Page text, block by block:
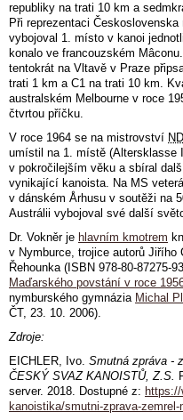
republiky na trati 10 km a
Při reprezentaci
vybojoval 1. místo v kanoi
konalo ve francouzském
tentokrát na Vltavě v Praze
trati 1 km a C1 na trati 10 km.
australském Melbourne v roce
čtvrtou příčku.
V roce 1964 se na mistrovství
umístil na 1. místě (Altersklasse
v pokročilejším věku a sbíral
vynikající kanoista. Na MS
v dánském Århusu v soutěži na
Austrálii vybojoval své další
Dr. Vokněr je hlavním kmotrem
v Nymburce, trojice autorů Jiřího
Řehounka ( ISBN 978-80-87275-
Maďarského povstání v roce
nymburského gymnázia Michal
ČT, 23. 10. 2006).
Zdroje:
EICHLER, Ivo. Smutná zpráva -
ČESKÝ SVAZ KANOISTŮ, Z.S.
server. 2018. Dostupné z:
kanoistika/smutni-zprava-zemrel-